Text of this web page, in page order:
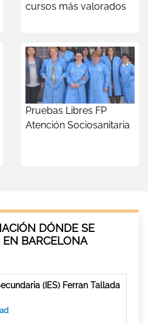
cursos más valorados
Pruebas Libres FP
Atención Sociosanitaria
DÓNDE SE
BARCELONA
(IES) Ferran Tallada